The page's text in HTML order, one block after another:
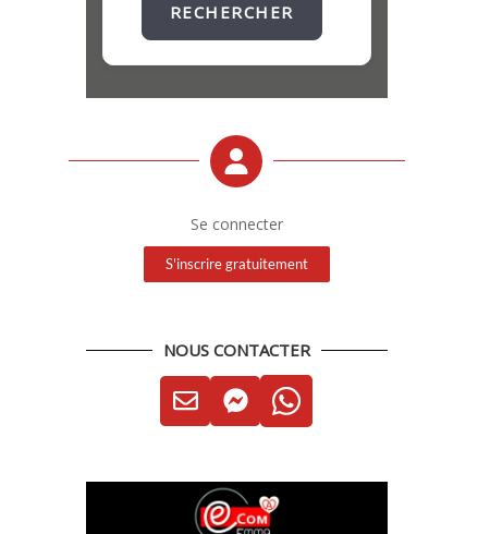
RECHERCHER
Se connecter
S'inscrire gratuitement
NOUS CONTACTER